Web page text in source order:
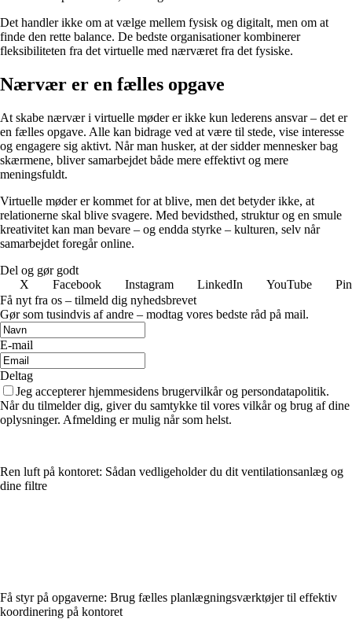
Det handler ikke om at vælge mellem fysisk og digitalt, men om at
finde den rette balance. De bedste organisationer kombinerer
fleksibiliteten fra det virtuelle med nærværet fra det fysiske.
Nærvær er en fælles opgave
At skabe nærvær i virtuelle møder er ikke kun lederens ansvar – det er
en fælles opgave. Alle kan bidrage ved at være til stede, vise interesse
og engagere sig aktivt. Når man husker, at der sidder mennesker bag
skærmene, bliver samarbejdet både mere effektivt og mere
meningsfuldt.
Virtuelle møder er kommet for at blive, men det betyder ikke, at
relationerne skal blive svagere. Med bevidsthed, struktur og en smule
kreativitet kan man bevare – og endda styrke – kulturen, selv når
samarbejdet foregår online.
Del og gør godt
X
Facebook Instagram LinkedIn YouTube
Få nyt fra os – tilmeld dig nyhedsbrevet
Gør som tusindvis af andre – modtag vores bedste råd på mail.
E-mail
Deltag
Jeg accepterer hjemmesidens brugervilkår og persondatapolitik.
Når du tilmelder dig, giver du samtykke til vores vilkår og brug af dine
oplysninger. Afmelding er mulig når som helst.
Ren luft på kontoret: Sådan vedligeholder du dit ventilationsanlæg og
dine filtre
Få styr på opgaverne: Brug fælles planlægningsværktøjer til effektiv
koordinering på kontoret